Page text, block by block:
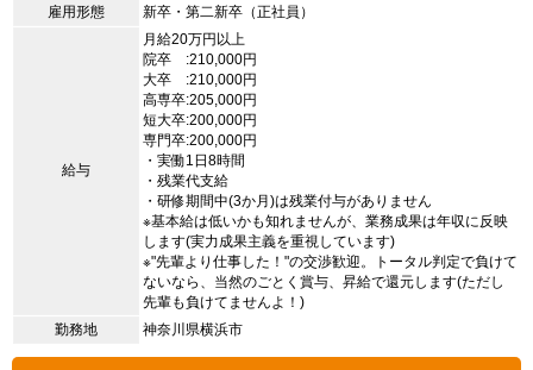
雇用形態
新卒・第二新卒（正社員）
給与
月給20万円以上
院卒 :210,000円
大卒 :210,000円
高専卒:205,000円
短大卒:200,000円
専門卒:200,000円
・実働1日8時間
・残業代支給
・研修期間中(3か月)は残業付与がありません
※基本給は低いかも知れませんが、業務成果は年収に反映
します(実力成果主義を重視しています)
※"先輩より仕事した！"の交渉歓迎。トータル判定で負けて
ないなら、当然のごとく賞与、昇給で還元します(ただし
先輩も負けてませんよ！)
勤務地
神奈川県横浜市